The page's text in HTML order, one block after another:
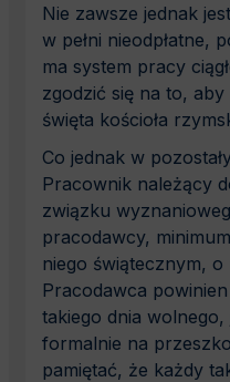
Nie zawsze jednak
w pełni nieodpłatne,
ma system pracy
zgodzić się na to,
święta kościoła
Co jednak w
Pracownik należący
związku
pracodawcy,
niego świątecznym,
Pracodawca
takiego dnia
formalnie na
pamiętać, że każdy